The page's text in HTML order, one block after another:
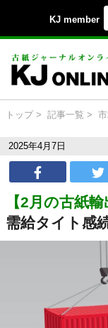
KJ member
トップ 記事一覧
2025年4月7日
【2月の古紙輸
需給タイト感